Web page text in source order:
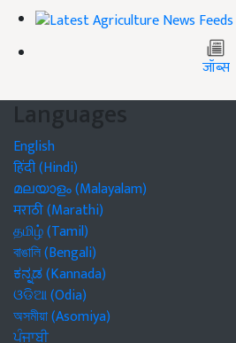
जॉब्स
Languages
English
हिंदी (Hindi)
മലയാളം (Malayalam)
मराठी (Marathi)
தமிழ் (Tamil)
বাঙালি (Bengali)
ಕನ್ನಡ (Kannada)
ଓଡିଆ (Odia)
অসমীয়া (Asomiya)